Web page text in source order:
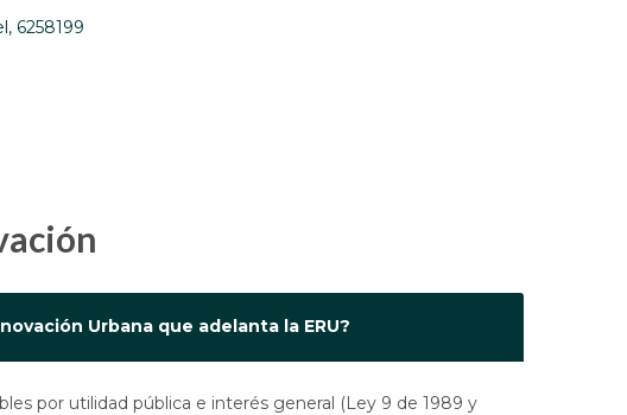
6258199
Urbana que adelanta la ERU?
por utilidad pública e interés general (Ley 9 de 1989 y